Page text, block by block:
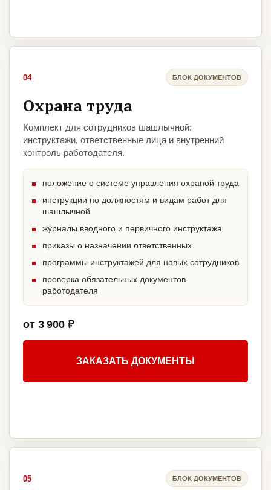
04 БЛОК ДОКУМЕНТОВ
Охрана труда
Комплект для сотрудников шашлычной:
инструктажи, ответственные лица и внутренний
контроль работодателя.
положение о системе управления охраной труда
инструкции по должностям и видам работ для
шашлычной
журналы вводного и первичного инструктажа
приказы о назначении ответственных
программы инструктажей для новых сотрудников
проверка обязательных документов
работодателя
от 3 900 ₽
ЗАКАЗАТЬ ДОКУМЕНТЫ
05 БЛОК ДОКУМЕНТОВ